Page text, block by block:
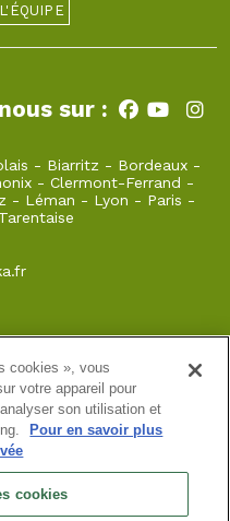
sur :
- Biarritz - Bordeaux -
- Clermont-Ferrand -
- Léman - Lyon - Paris -
Tarentaise
Port 73100 Aix-
Informations pratiques
-Newsletter
cookies », vous
votre appareil pour
son utilisation et
Pour en savoir plus
cookies